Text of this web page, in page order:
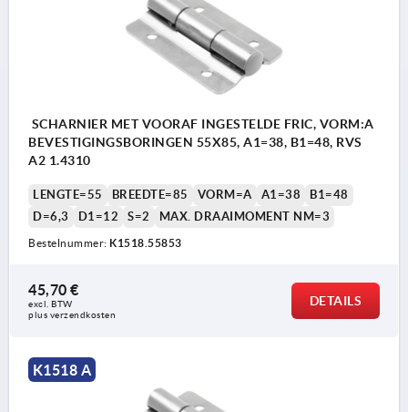
SCHARNIER MET VOORAF INGESTELDE FRIC, VORM:A
BEVESTIGINGSBORINGEN 55X85, A1=38, B1=48, RVS
A2 1.4310
LENGTE=55 BREEDTE=85 VORM=A A1=38
B1=48
D=6,3
D1=12 S=2 MAX. DRAAIMOMENT NM=3
Bestelnummer: K1518.55853
45,70 €
excl. BTW
plus verzendkosten
DETAILS
K1518 A